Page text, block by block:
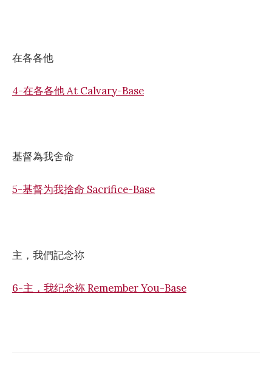
在各各他
4-在各各他 At Calvary-Base
基督為我舍命
5-基督为我捨命 Sacrifice-Base
主，我們記念祢
6-主，我纪念袮 Remember You-Base